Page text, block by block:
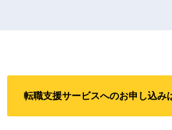
転職支援サービスへのお申し込み